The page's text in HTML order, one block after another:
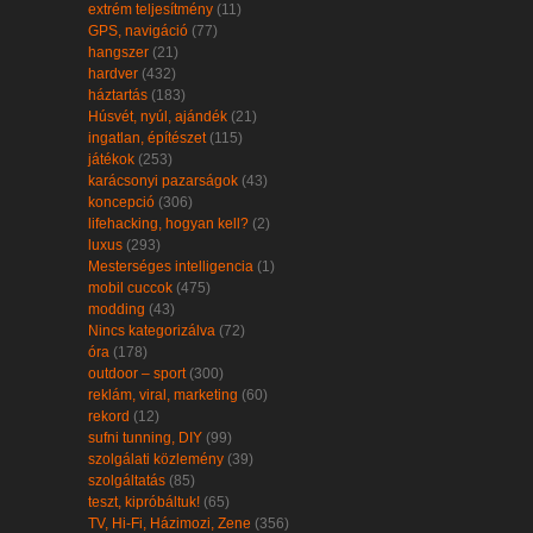
extrém teljesítmény (11)
GPS, navigáció (77)
hangszer (21)
hardver (432)
háztartás (183)
Húsvét, nyúl, ajándék (21)
ingatlan, építészet(115)
játékok (253)
karácsonyi pazarságok (43)
koncepció (306)
lifehacking, hogyan kell? (2)
luxus (293)
Mesterséges intelligencia (1)
mobil cuccok (475)
modding (43)
Nincs kategorizálva (72)
óra (178)
outdoor – sport(300)
reklám, viral, marketing (60)
rekord (12)
sufni tunning, DIY (99)
szolgálati közlemény (39)
szolgáltatás (85)
teszt, kipróbáltuk! (65)
TV, Hi-Fi, Házimozi, Zene (356)